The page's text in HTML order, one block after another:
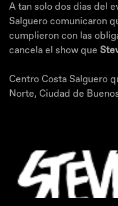
A tan solo dos dias del
Salguero comunicaron
cumplieron con las
cancela el show que
Centro Costa Salguero
Norte, Ciudad de